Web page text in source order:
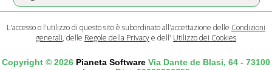
L'accesso o l'utilizzo di questo sito è subordinato all'accettazione delle Condizioni
generali, delle Regole della Privacye dell' Utilizzo dei Cookies
Copyright © 2026 Pianeta Software Via Dante de Blasi, 64 - 73100